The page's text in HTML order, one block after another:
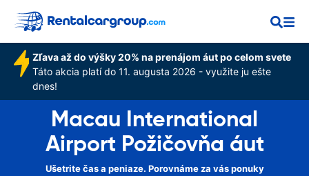
Zľava až do výšky 20% na prenájom áut po celom svete
Táto akcia platí do 11. augusta 2026 - využite ju ešte
dnes!
Macau International
Airport Požičovňa áut
Ušetrite čas a peniaze. Porovnáme za vás ponuky